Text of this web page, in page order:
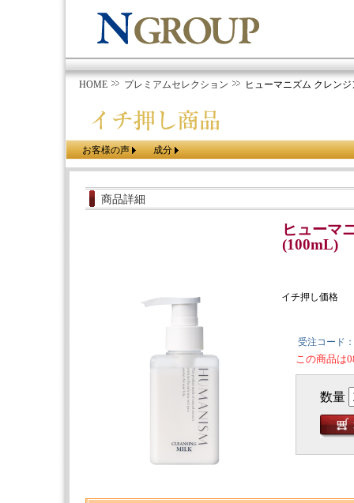
HOME プレミアムセレクション ヒューマニズム クレン
お客様の声 成分
商品詳細
ヒューマ
(100mL)
イチ押し価格
受注コード：
この商品は
数量